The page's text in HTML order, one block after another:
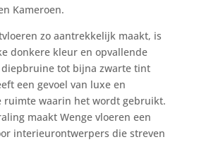
Kameroen.
zo aantrekkelijk maakt, is
donkere kleur en opvallende
tot bijna zwarte tint
een gevoel van luxe en
ruimte waarin het wordt gebruikt.
maakt Wenge vloeren een
interieurontwerpers die streven